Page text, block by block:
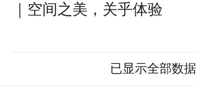
｜空间之美，关乎体验
已显示全部数据